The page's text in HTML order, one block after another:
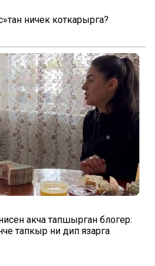
ничек коткарырга?
акча тапшырган блогер:
тапкыр ни дип язарга